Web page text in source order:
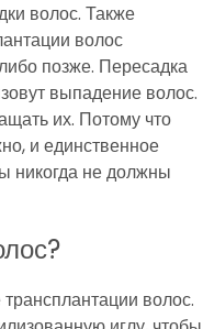
волос. Также
волос
позже. Пересадка
выпадение волос.
их. Потому что
и единственное
никогда не должны
волос.